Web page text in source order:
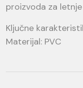
proizvoda za
Ključne
Materijal: PVC